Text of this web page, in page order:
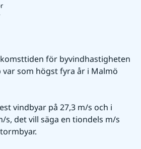
för byvindhastigheten
som högst fyra år i Malmö
vindbyar på 27,3 m/s och i
s, det vill säga en tiondels m/s